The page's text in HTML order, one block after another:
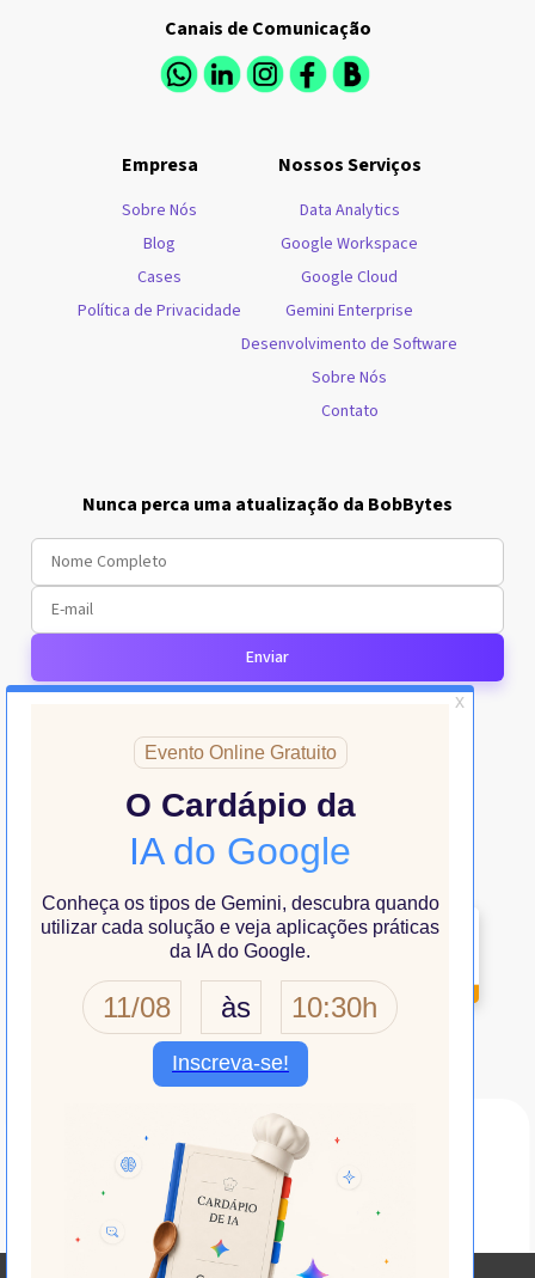
Canais de Comunicação
Empresa
Sobre Nós
Blog
Cases
Política de Privacidade
Nossos Serviços
Data Analytics
Google Workspace
Google Cloud
Gemini Enterprise
Desenvolvimento de Software
Sobre Nós
Contato
Nunca perca uma atualização da BobBytes
Enviar
Já é cliente? Estamos aqui para ajudar!
Fale com a gente
Nossas Parcerias de Confiança